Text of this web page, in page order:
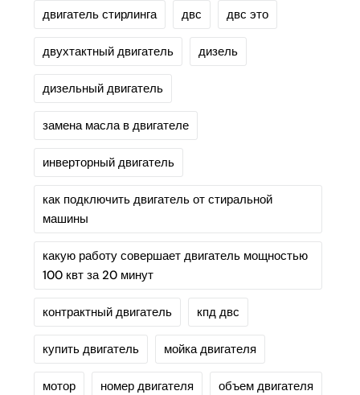
двигатель стирлинга двс двс это
двухтактный двигатель дизель
дизельный двигатель
замена масла в двигателе
инверторный двигатель
как подключить двигатель от стиральной
машины
какую работу совершает двигатель мощностью
100 квт за 20 минут
контрактный двигатель кпд двс
купить двигатель мойка двигателя
мотор номер двигателя объем двигателя